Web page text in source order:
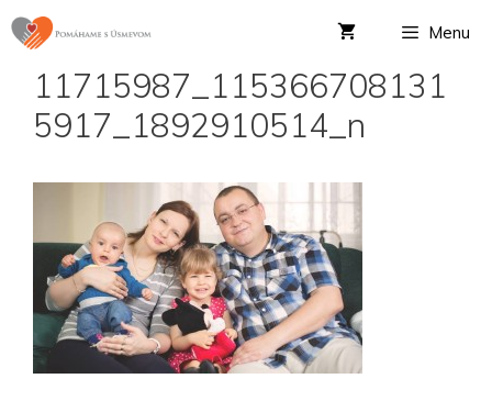
Menu
11715987_115366708131
5917_1892910514_n